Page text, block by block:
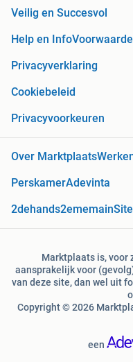
Veilig en Succesvol
Help en Info
Privacyverklaring
Cookiebeleid
Privacyvoorkeuren
Over Marktplaats
PerskamerAdevinta
2dehands2ememain
Marktplaats is, voor
aansprakelijk voor
van deze site, dan wel uit
Copyright © 2026
een